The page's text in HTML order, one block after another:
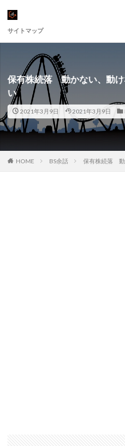
サイトマップ
保有株続落 動かない、動
い
2021年3月9日 2021年3月9日
HOME BS余話 保有株続落 動